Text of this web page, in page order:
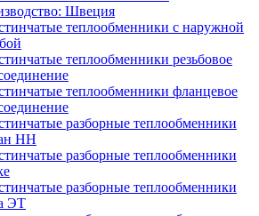
Швеция
теплообменники с наружной
теплообменники резьбовое
теплообменники фланцевое
разборные теплообменники
НН
разборные теплообменники
разборные теплообменники
ЭТ